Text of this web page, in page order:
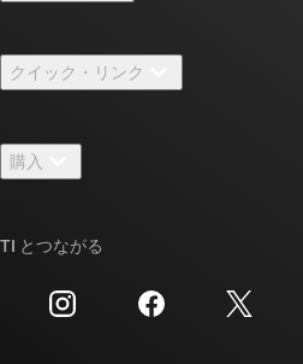
採用情報
ニュース
イベント
投資家向け情報
クイック・リンク
TI E2E™ 設計サポート・フォーラム
クロスリファレンス検索
カスタマー・サポート・センター
購入
TI とつながる